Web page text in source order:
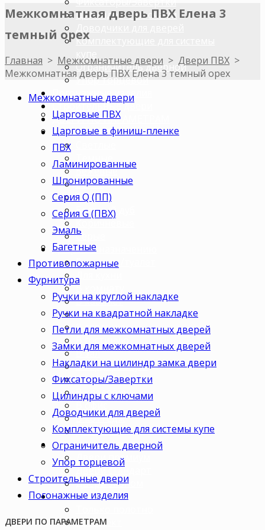
Цилиндры с ключами
Комплектующие для системы
Ограничитель дверной
Упор торцевой
Погонажные изделия
Строительные двери
ДВЕРИ ПО ПАРАМЕТРАМ
Двери по цветам
Бежевые
Венге
Орех
Беленый дуб
Коричневые
Серые
Двери по назначению
В ванную/туалет
Для кухни
В комнату
В кабинет
В детскую
В спальню
В зал
В гардеробную
В коридор
В кладовку
В офис
В коттедж
Для дачи
Ценовая категория
Двери премиум
Двери стандарт
Двери эконом
Комплектация
Комплект
Межкомнатная дверь ПВХ Елена 3
темный орех
Главная > Межкомнатные двери > Двери ПВХ >
Межкомнатная дверь ПВХ Елена 3 темный орех
Межкомнатные двери
Царговые ПВХ
Царговые в финиш-пленке
ПВХ
Ламинированные
Шпонированные
Серия Q (ПП)
Серия G (ПВХ)
Эмаль
Багетные
Противопожарные
Фурнитура
Ручки на круглой накладке
Ручки на квадратной накладке
Петли для межкомнатных дверей
Замки для межкомнатных дверей
Накладки на цилиндр замка двери
Фиксаторы/Завертки
Цилиндры с ключами
Доводчики для дверей
Комплектующие для системы купе
Ограничитель дверной
Упор торцевой
Строительные двери
Погонажные изделия
ДВЕРИ ПО ПАРАМЕТРАМ